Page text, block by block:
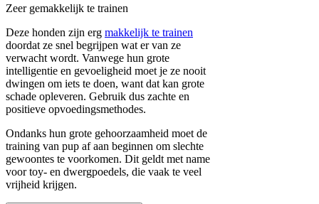
Zeer gemakkelijk te trainen
Deze honden zijn erg makkelijk te trainen
doordat ze snel begrijpen wat er van ze
verwacht wordt. Vanwege hun grote
intelligentie en gevoeligheid moet je ze nooit
dwingen om iets te doen, want dat kan grote
schade opleveren. Gebruik dus zachte en
positieve opvoedingsmethodes.
Ondanks hun grote gehoorzaamheid moet de
training van pup af aan beginnen om slechte
gewoontes te voorkomen. Dit geldt met name
voor toy- en dwergpoedels, die vaak te veel
vrijheid krijgen.